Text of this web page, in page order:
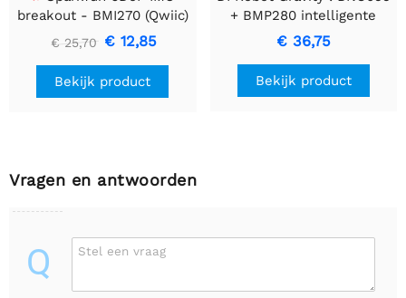
breakout - BMI270 (Qwiic)
€ 25,70 € 12,85
Bekijk product
+ BMP280 intelligente
10DOF AHRS
€ 36,75
Bekijk product
Vragen en antwoorden
Q Stel een vraag